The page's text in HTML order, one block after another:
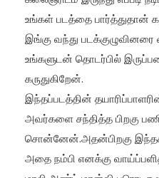
உங்கள் படத்தை
இங்கு வந்து படக்குழுவினரை
உங்களுடன் தொடர்பில்
கருதுகிறேன்.
இந்தப்படத்தின்
அவர்களை சந்தித்த பிறகு
சொன்னேன்.அதன்பிறகு
அதை நம்பி எனக்கு